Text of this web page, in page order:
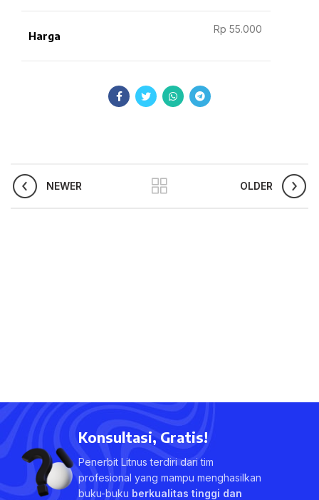
Harga
Rp 55.000
NEWER OLDER
Konsultasi, Gratis!
Penerbit Litnus terdiri dari tim
profesional yang mampu menghasilkan
buku-buku berkualitas tinggi dan